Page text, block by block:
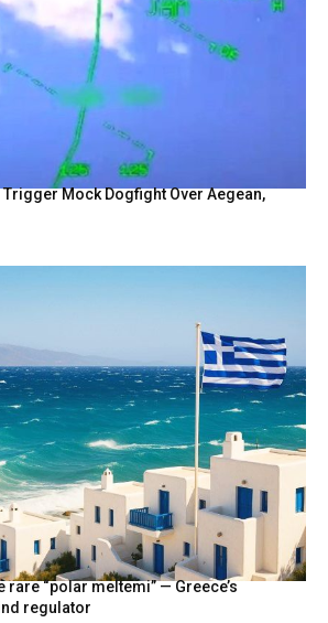
Mock Dogfight Over Aegean,
rare “polar meltemi” — Greece’s
regulator